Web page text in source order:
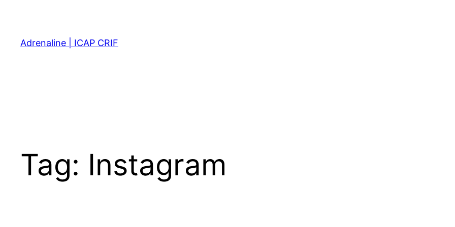
content
Adrenaline | ICAP CRIF
Tag: Instagram